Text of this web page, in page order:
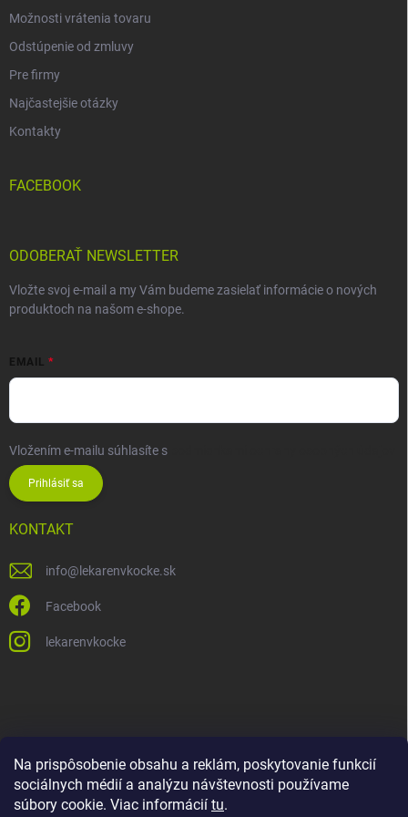
Na prispôsobenie obsahu a reklám, poskytovanie funkcií
sociálnych médií a analýzu návštevnosti používame
súbory cookie. Viac informácií tu.
Možnosti vrátenia tovaru
Odstúpenie od zmluvy
Pre firmy
Najčastejšie otázky
Kontakty
FACEBOOK
ODOBERAŤ NEWSLETTER
Vložte svoj e-mail a my Vám budeme zasielať informácie o nových
produktoch na našom e-shope.
EMAIL
Vložením e-mailu súhlasíte s
Prihlásiť sa
KONTAKT
info@ lekarenvkocke.sk
Facebook
lekarenvkocke